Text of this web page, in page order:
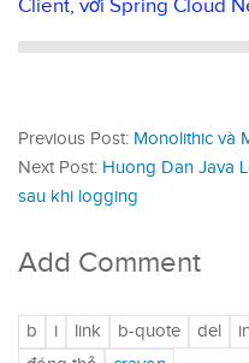
Client, với Spring Cloud
Previous Post: Monolithic và
Next Post: Huong Dan Java
sau khi logging
Add Comment